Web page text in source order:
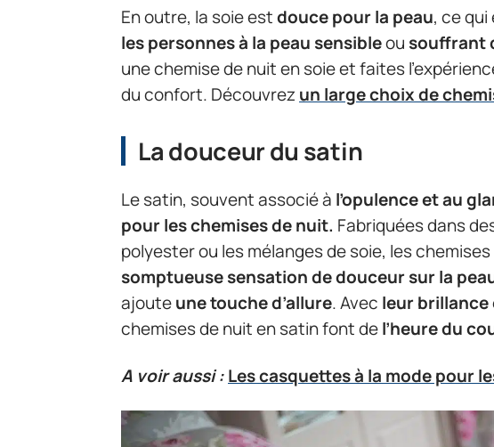
En outre, la soie estdouce pour la peau, ce
les personnes à la peau sensibleou souffrant
une chemise de nuit en soie et faites
du confort. Découvrez un large choix de
La douceur du satin
Le satin, souvent associé à l’opulence et au
pour les chemises de nuit. Fabriquées dans
polyester ou les mélanges de soie, les
somptueuse sensation de douceur sur la
ajouteune touche d’allure. Avec leur
chemises de nuit en satin font del’heure du
A voir aussi :Les casquettes à la mode pour